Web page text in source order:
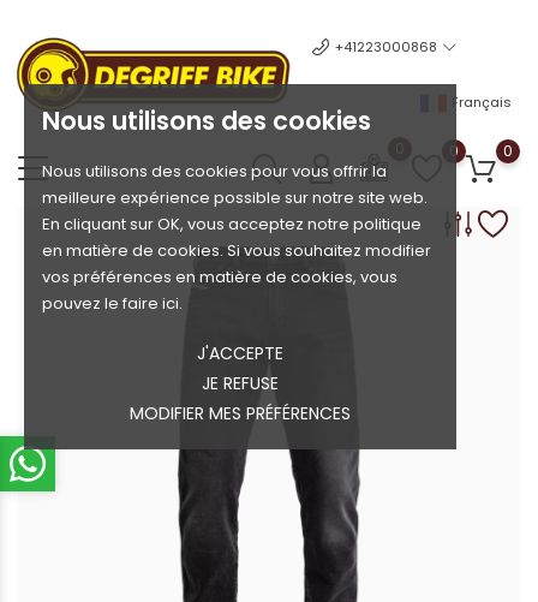
Nous utilisons des cookies
Nous utilisons des cookies pour vous offrir la
meilleure expérience possible sur notre site web.
En cliquant sur OK, vous acceptez notre politique
en matière de cookies. Si vous souhaitez modifier
vos préférences en matière de cookies, vous
pouvez le faire ici.
J'ACCEPTE
JE REFUSE
MODIFIER MES PRÉFÉRENCES
+41223000868
Français
0 0